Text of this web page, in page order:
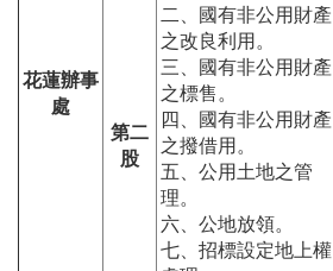
花蓮辦事
處
第二
股
二、國有非公用財產
之改良利用。
三、國有非公用財產
之標售。
四、國有非公用財產
之撥借用。
五、公用土地之管
理。
六、公地放領。
七、招標設定地上權